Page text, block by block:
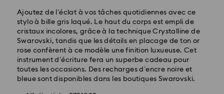
Ajoutez de l’éclat à vos tâches quotidiennes avec ce
stylo à bille gris laqué. Le haut du corps est empli de
cristaux incolores, grâce à la technique Crystalline de
Swarovski, tandis que les détails en placage de ton or
rose confèrent à ce modèle une finition luxueuse. Cet
instrument d’écriture fera un superbe cadeau pour
toutes les occasions. Des recharges d’encre noire et
bleue sont disponibles dans les boutiques Swarovski.
traitement et expédition
Frais de livraison standard: CHF 8.95
Livraison standard offerte à partir de : CHF 110
Pour l’instant, Swarovski n’est pas en mesure
d’effectuer des livraisons vers les boîtes postales ou
les adresses APO/FPO. Les articles demeurent la